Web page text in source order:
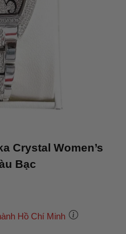
Crystal Women’s
Bạc
Hồ Chí Minh